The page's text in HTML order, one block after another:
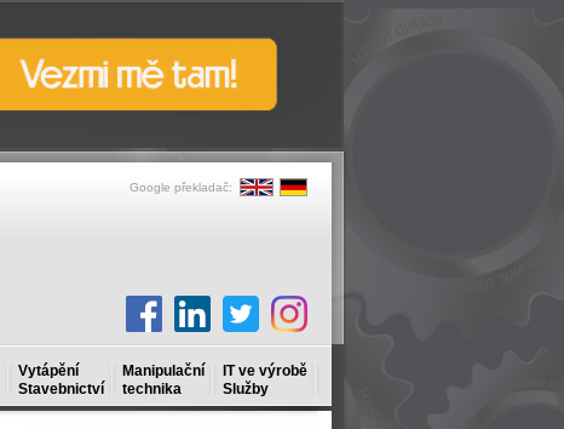
Google překladač:
Vytápění
Stavebnictví
Manipulační
technika
IT ve výrobě
Služby